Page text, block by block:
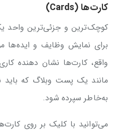
کارت‌ها (Cards )
کوچک‌ترین و جزئی‌ترین واحد
برای نمایش وظایف و ایده‌ها
واقع، کارت‌ها نشان دهنده
مانند یک پست وبلاگ که باید
به‌خاطر سپرده شود.
می‌توانید با کلیک بر روی